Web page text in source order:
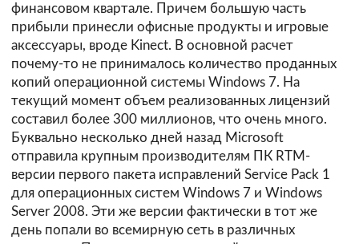
финансовом квартале. Причем большую часть
прибыли принесли офисные продукты и игровые
аксессуары, вроде Kinect. В основной расчет
почему-то не принималось количество проданных
копий операционной системы Windows 7. На
текущий момент объем реализованных лицензий
составил более 300 миллионов, что очень много.
Буквально несколько дней назад Microsoft
отправила крупным производителям ПК RTM-
версии первого пакета исправлений Service Pack 1
для операционных систем Windows 7 и Windows
Server 2008. Эти же версии фактически в тот же
день попали во всемирную сеть в различных